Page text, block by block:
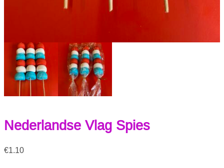
Nederlandse Vlag Spies
€1.10